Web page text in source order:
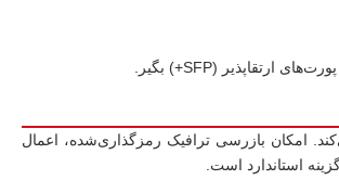
امکان بازرسی ترافیک رمزگذاری‌شده، اعمال
استاندارد است.